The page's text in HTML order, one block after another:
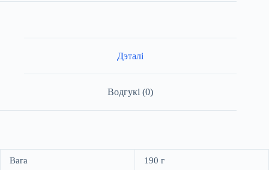
Дэталі
Водгукі (0)
Вага 190 г